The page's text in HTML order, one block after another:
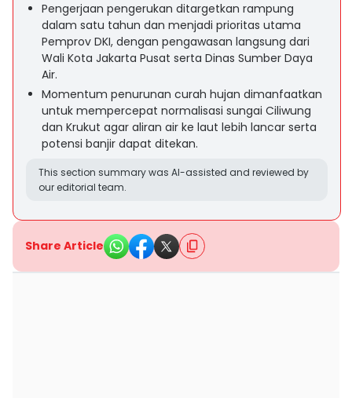
Pengerjaan pengerukan ditargetkan rampung
dalam satu tahun dan menjadi prioritas utama
Pemprov DKI, dengan pengawasan langsung dari
Wali Kota Jakarta Pusat serta Dinas Sumber Daya
Air.
Momentum penurunan curah hujan dimanfaatkan
untuk mempercepat normalisasi sungai Ciliwung
dan Krukut agar aliran air ke laut lebih lancar serta
potensi banjir dapat ditekan.
This section summary was AI-assisted and reviewed by
our editorial team.
Share Article